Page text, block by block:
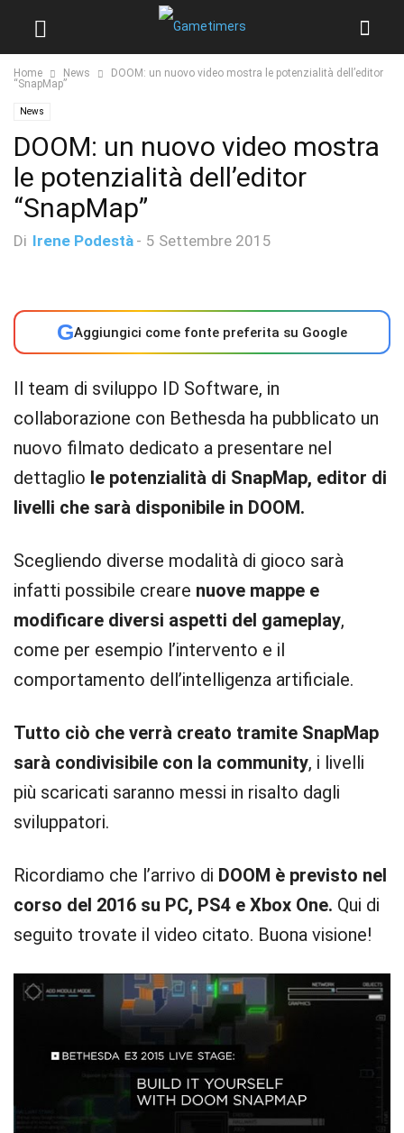
Home News
DOOM: un nuovo video mostra le potenzialità dell’editor
“SnapMap”
News
DOOM: un nuovo video mostra
le potenzialità dell’editor
“SnapMap”
Di Irene Podestà - 5 Settembre 2015
GAggiungici come fonte preferita su Google
Il team di sviluppo ID Software, in
collaborazione con Bethesda ha pubblicato un
nuovo filmato dedicato a presentare nel
dettaglio le potenzialità di SnapMap, editor di
livelli che sarà disponibile in DOOM.
Scegliendo diverse modalità di gioco sarà
infatti possibile creare nuove mappe e
modificare diversi aspetti del gameplay,
come per esempio l’intervento e il
comportamento dell’intelligenza artificiale.
Tutto ciò che verrà creato tramite SnapMap
sarà condivisibile con la community, i livelli
più scaricati saranno messi in risalto dagli
sviluppatori.
Ricordiamo che l’arrivo di DOOM è previsto nel
corso del 2016 su PC, PS4 e Xbox One. Qui di
seguito trovate il video citato. Buona visione!